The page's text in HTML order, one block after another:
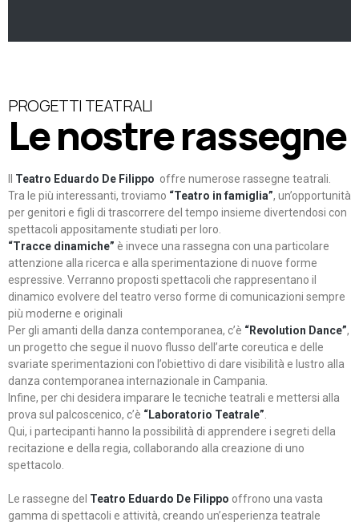
PROGETTI TEATRALI
Le nostre rassegne
Teatro Eduardo De Filippo offre numerose rassegne teatrali.
Tra le più interessanti, troviamo “Teatro in famiglia”, un’opportunità
per genitori e figli di trascorrere del tempo insieme divertendosi con
spettacoli appositamente studiati per loro.
“Tracce dinamiche” è invece una rassegna con una particolare
attenzione alla ricerca e alla sperimentazione di nuove forme
espressive. Verranno proposti spettacoli che rappresentano il
dinamico evolvere del teatro verso forme di comunicazioni sempre
più moderne e originali
Per gli amanti della danza contemporanea, c’è “Revolution Dance”,
un progetto che segue il nuovo flusso dell’arte coreutica e delle
svariate sperimentazioni con l’obiettivo di dare visibilità e lustro alla
danza contemporanea internazionale in Campania.
Infine, per chi desidera imparare le tecniche teatrali e mettersi alla
prova sul palcoscenico, c’è “Laboratorio Teatrale”
Qui, i partecipanti hanno la possibilità di apprendere i segreti della
recitazione e della regia, collaborando alla creazione di uno
spettacolo.
Le rassegne del Teatro Eduardo De Filippo offrono una vasta
gamma di spettacoli e attività, creando un’esperienza teatrale